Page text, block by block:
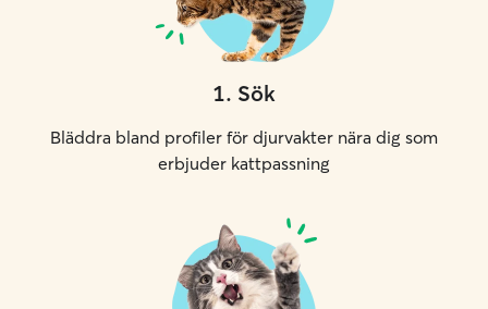
1. Sök
Bläddra bland profiler för djurvakter nära dig som
erbjuder kattpassning